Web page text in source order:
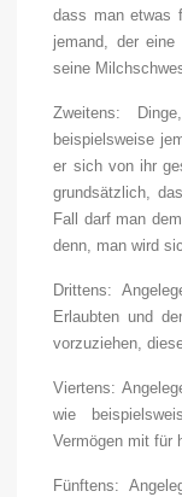
dass man etwas
jemand, der
seine
Zweitens:
beispielsweise
er sich von ihr
grundsätzlich,
Fall darf man
denn, man wird
Drittens:
Erlaubten und
vorzuziehen,
Viertens:
wie
Vermögen mit für
Fünftens: